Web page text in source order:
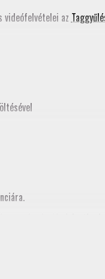
programjában is
videófelvételei az